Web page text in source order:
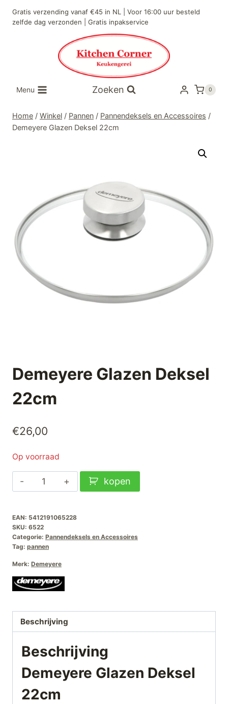
naar
Gratis verzending vanaf €45 in NL | Voor 16:00 uur besteld
zelfde dag verzonden | Gratis inpakservice
Menu Zoeken 0
Home / Winkel / Pannen / Pannendeksels en Accessoires /
Demeyere Glazen Deksel 22cm
Demeyere Glazen Deksel
22cm
€26,00
Op voorraad
Demeyere
Glazen
22cm
aantal
kopen
EAN: 5412191065228
SKU: 6522
Categorie: Pannendeksels en Accessoires
Tag: pannen
Merk: Demeyere
Beschrijving
Beschrijving
Demeyere Glazen Deksel
22cm